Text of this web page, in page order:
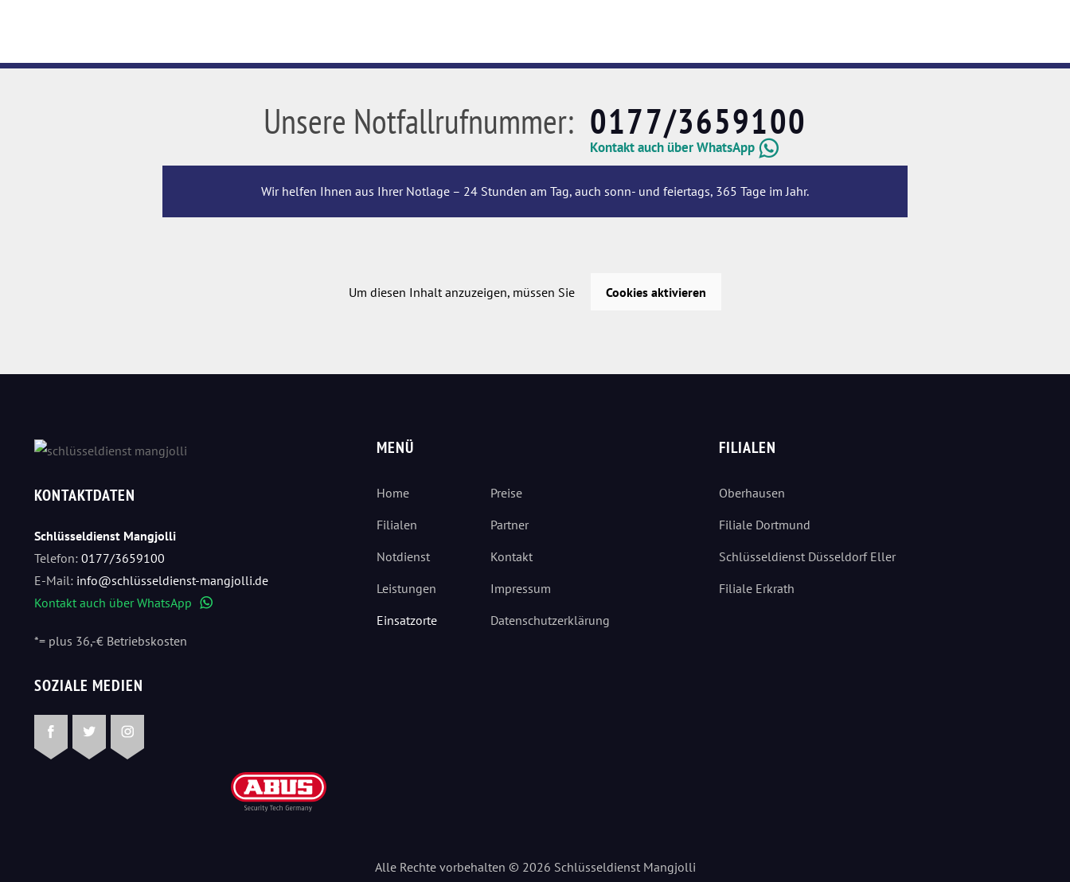
Unsere Notfallrufnummer: 0177/3659100
Kontakt auch über WhatsApp
Wir helfen Ihnen aus Ihrer Notlage – 24 Stunden am Tag, auch sonn- und feiertags, 365 Tage im Jahr.
Um diesen Inhalt anzuzeigen, müssen Sie Cookies aktivieren
KONTAKTDATEN
Schlüsseldienst Mangjolli
Telefon: 0177/3659100
E-Mail: info@schlüsseldienst-mangjolli.de
Kontakt auch über WhatsApp
*= plus 36,-€ Betriebskosten
MENÜ
Home
Filialen
Notdienst
Leistungen
Einsatzorte
Preise
Partner
Kontakt
Impressum
Datenschutzerklärung
FILIALEN
Oberhausen
Filiale Dortmund
Schlüsseldienst Düsseldorf Eller
Filiale Erkrath
SOZIALE MEDIEN
FacebookTwitterInstagram
Alle Rechte vorbehalten © 2026 Schlüsseldienst Mangjolli